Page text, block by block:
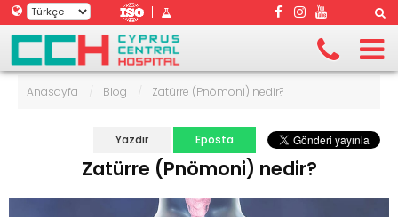
Anasayfa / Blog / Zatürre (Pnömoni) nedir?
Yazdır Eposta
Zatürre (Pnömoni) nedir?